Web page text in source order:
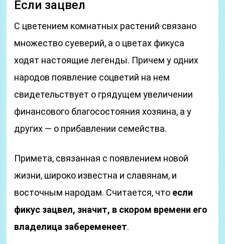
Если зацвел
С цветением комнатных растений связано
множество суеверий, а о цветах фикуса
ходят настоящие легенды. Причем у одних
народов появление соцветий на нем
свидетельствует о грядущем увеличении
финансового благосостояния хозяина, а у
других — о прибавлении семейства.
Примета, связанная с появлением новой
жизни, широко известна и славянам, и
восточным народам. Считается, что если
фикус зацвел, значит, в скором времени его
владелица забеременеет.